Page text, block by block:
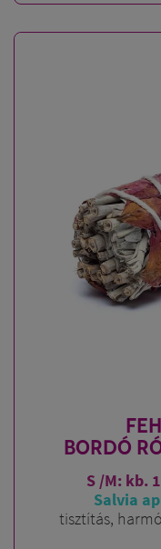
BORDÓ
S /M: kb.
Salvia
tisztítás,